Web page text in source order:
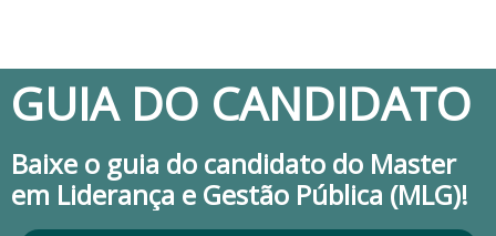
GUIA DO CANDIDATO
Baixe o guia do candidato do Master
em Liderança e Gestão Pública (MLG)!